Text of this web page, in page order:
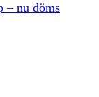
– nu döms